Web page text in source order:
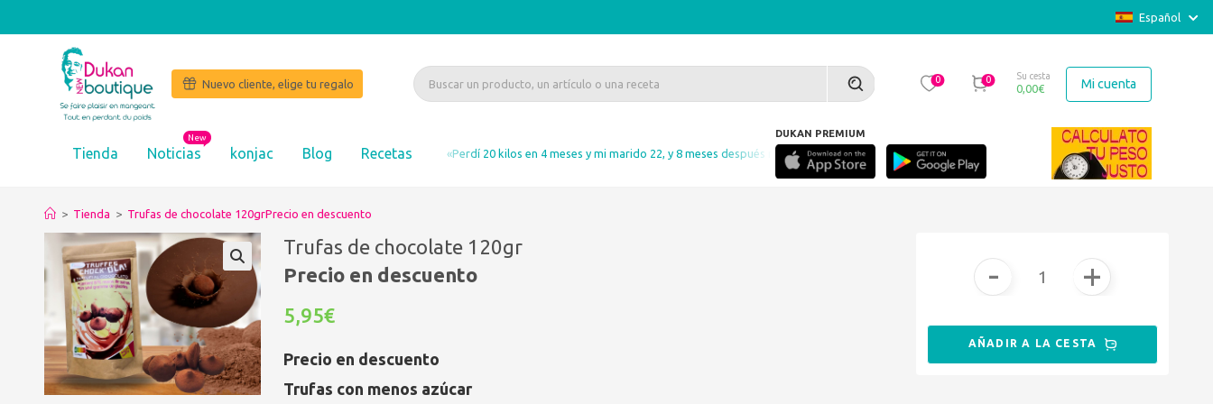
Español
Nuevo cliente, elige tu regalo 0 0 Su cesta
0,00€ Mi cuenta
Tienda Noticias
New
konjac Blog Recetas «Perdí 20 kilos en 4 meses y mi marido 22, y 8 meses después no he recuperado nada». Martine Volle MAUBEC
DUKAN PREMIUM
> Tienda > Trufas de chocolate 120grPrecio en descuento
Trufas de chocolate 120gr
Precio en descuento
5,95€
Precio en descuento
Trufas con menos azúcar
- +
AÑADIR A LA CESTA